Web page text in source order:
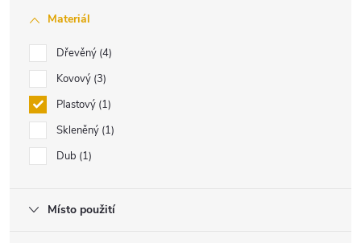
Materiál
Dřevěný 4
Kovový 3
Plastový 1
Skleněný 1
Dub 1
Místo použití